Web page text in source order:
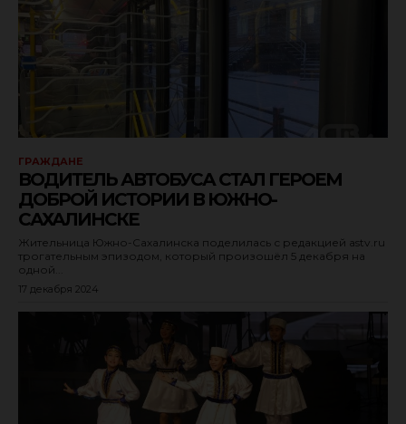
ГРАЖДАНЕ
ВОДИТЕЛЬ АВТОБУСА СТАЛ ГЕРОЕМ
ДОБРОЙ ИСТОРИИ В ЮЖНО-
САХАЛИНСКЕ
Жительница Южно-Сахалинска поделилась с редакцией astv.ru
трогательным эпизодом, который произошёл 5 декабря на
одной...
17 декабря 2024